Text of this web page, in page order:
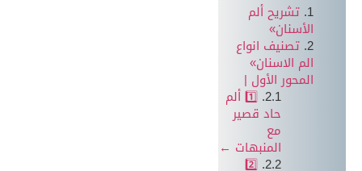
تشريح ألم
الأسنان»
تصنيف انواع
الم الاسنان»
المحور الأول |
1️⃣ ألم
حاد قصير
مع
المنبهات ←
2️⃣